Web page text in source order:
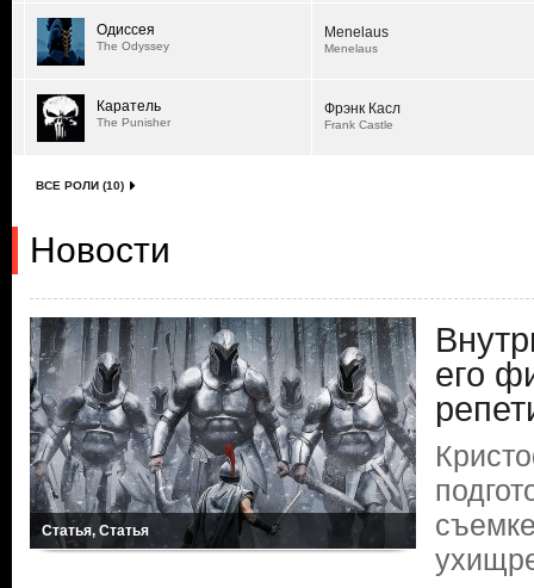
Одиссея
The Odyssey
Menelaus
Menelaus
Каратель
The Punisher
Фрэнк Касл
Frank Castle
ВСЕ РОЛИ (10)
Новости
Статья, Статья
его